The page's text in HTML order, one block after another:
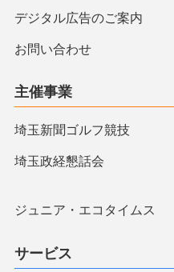
デジタル広告のご案内
お問い合わせ
主催事業
埼玉新聞ゴルフ競技
埼玉政経懇話会
ジュニア・エコタイムス
サービス